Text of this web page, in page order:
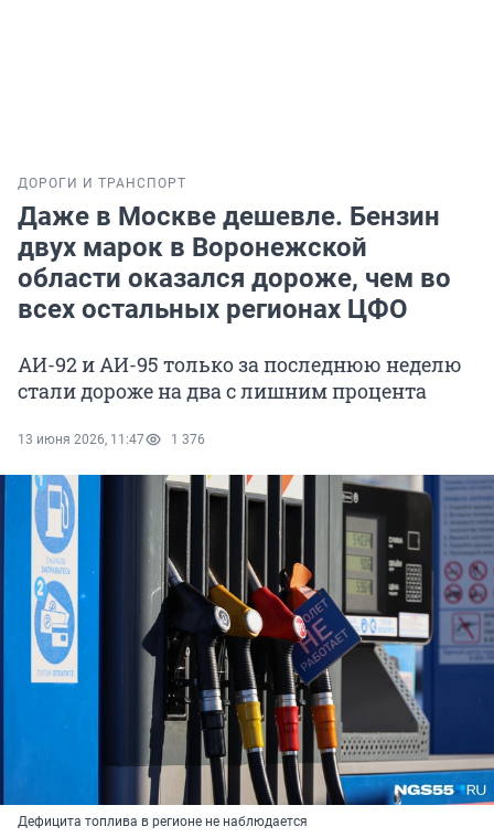
ДОРОГИ И ТРАНСПОРТ
Даже в Москве дешевле. Бензин
двух марок в Воронежской
области оказался дороже, чем во
всех остальных регионах ЦФО
АИ-92 и АИ-95 только за последнюю неделю
стали дороже на два с лишним процента
13 июня 2026, 11:47 1 376
Дефицита топлива в регионе не наблюдается